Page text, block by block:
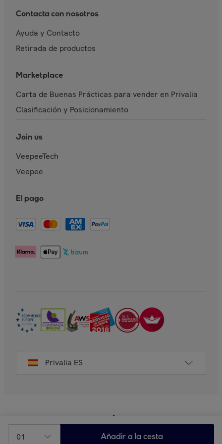
01 Añadir a la cesta
Contacta con nosotros
Ayuda y Contacto
Retirada de productos
Marketplace
Carta de Buenas Prácticas para vender en Privalia
Clasificación y Posicionamiento
Join us
VeepeeTech
Veepee
El pago
Privalia ES